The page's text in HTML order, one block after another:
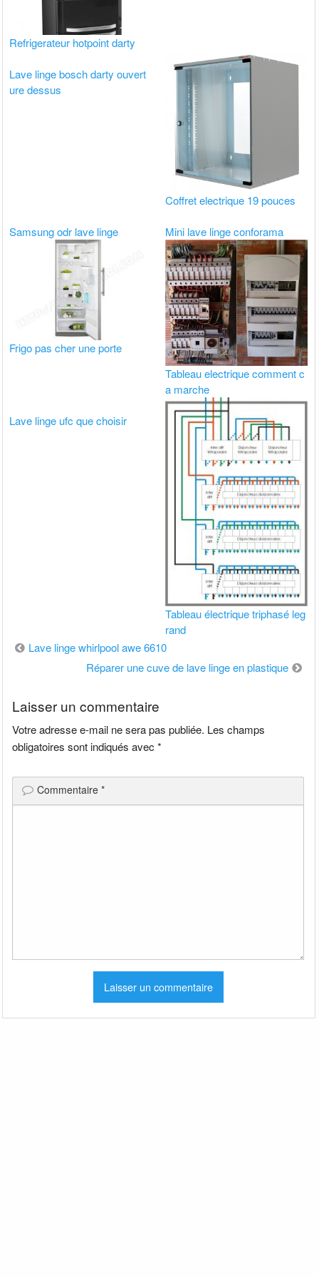
Refrigerateur hotpoint darty
Lave linge bosch darty ouvert
ure dessus
Coffret electrique 19 pouces
Samsung odr lave linge Mini lave linge conforama
Frigo pas cher une porte
Tableau electrique comment c
a marche
Lave linge ufc que choisir
Tableau électrique triphasé leg
rand
Navigation
Lave linge whirlpool awe 6610
Réparer une cuve de lave linge en plastique
Laisser un commentaire
Votre adresse e-mail ne sera pas publiée. Les champs
obligatoires sont indiqués avec*
Commentaire*